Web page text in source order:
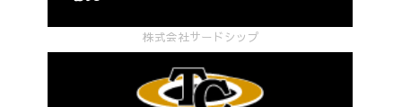
株式会社サードシップ